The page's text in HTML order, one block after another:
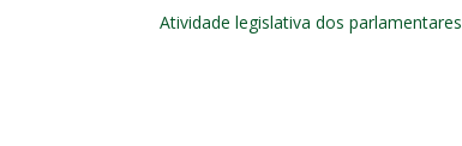
Atividade legislativa dos parlamentares